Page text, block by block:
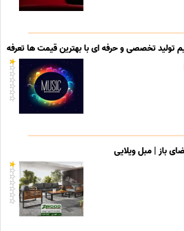
تولید تخصصی و حرفه ای با بهترین قیمت ها تعرفه
باز | مبل ویلایی